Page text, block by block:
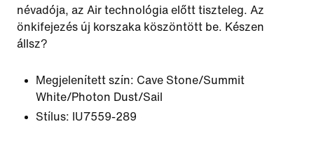
névadója, az Air technológia előtt tiszteleg. Az
önkifejezés új korszaka köszöntött be. Készen
állsz?
Megjelenített szín: Cave Stone/Summit
White/Photon Dust/Sail
Stílus: IU7559-289